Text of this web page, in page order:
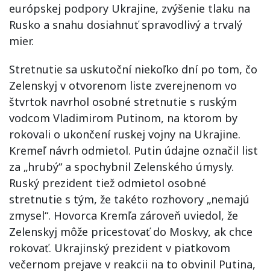
európskej podpory Ukrajine, zvýšenie tlaku na
Rusko a snahu dosiahnuť spravodlivý a trvalý
mier.
Stretnutie sa uskutoční niekoľko dní po tom, čo
Zelenskyj v otvorenom liste zverejnenom vo
štvrtok navrhol osobné stretnutie s ruským
vodcom Vladimirom Putinom, na ktorom by
rokovali o ukončení ruskej vojny na Ukrajine.
Kremeľ návrh odmietol. Putin údajne označil list
za „hrubý“ a spochybnil Zelenského úmysly.
Ruský prezident tiež odmietol osobné
stretnutie s tým, že takéto rozhovory „nemajú
zmysel“. Hovorca Kremľa zároveň uviedol, že
Zelenskyj môže pricestovať do Moskvy, ak chce
rokovať. Ukrajinský prezident v piatkovom
večernom prejave v reakcii na to obvinil Putina,